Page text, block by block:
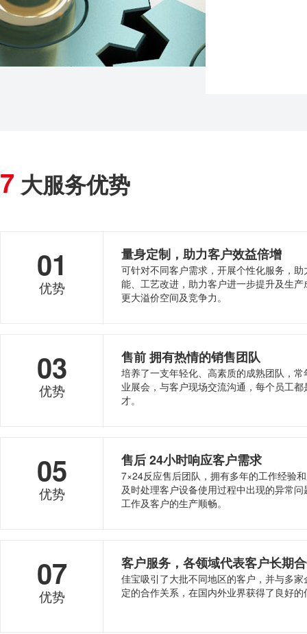
7 大服务优势
01
优势
量身定制，助力客户效益倍增
可针对不同客户需求，开展个性化服务，
能、工艺改进，助力客户进一步提升及生
更大溢价空间及竞争力。
03
优势
售前 拥有热情的销售团队
培养了一支年轻化、高素质的成熟团队，
业展会，与客户现场交流沟通，每个员工
才。
05
优势
售后 24小时响应客户需求
7×24反应售后团队，拥有多年的工作经验
及时处理客户设备使用过程中出现的异常
工作及客户的生产顺畅。
07
优势
客户服务，各领域代表客户长期
佳宝吸引了大批不同地区的客户，并与多
定的合作关系，在国内外业界获得了良好的